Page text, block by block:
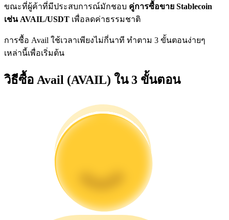
คู่มือเริ่มต้นฟิวเจอร์ส
กลยุทธ์การซื้อขาย
เรียนรู้วิธีการรักษาผลกำไร
ขณะที่ผู้ค้าที่มีประสบการณ์มักชอบ คู่การซื้อขาย Stablecoin
เช่น AVAIL/USDT เพื่อลดค่าธรรมชาติ
การซื้อ Avail ใช้เวลาเพียงไม่กี่นาที ทำตาม 3 ขั้นตอนง่ายๆ
เหล่านี้เพื่อเริ่มต้น
วิธีซื้อ Avail (AVAIL) ใน 3 ขั้นตอน